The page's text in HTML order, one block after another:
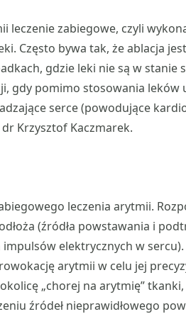
leczenie zabiegowe, czyli
Często bywa tak, że ablacja
gdzie leki nie są w stanie
gdy pomimo stosowania
serce (powodujące
Krzysztof Kaczmarek.
leczenia arytmii.
(źródła powstawania i
elektrycznych w
arytmii w celu jej
„chorej na arytmię”
źródeł nieprawidłowego